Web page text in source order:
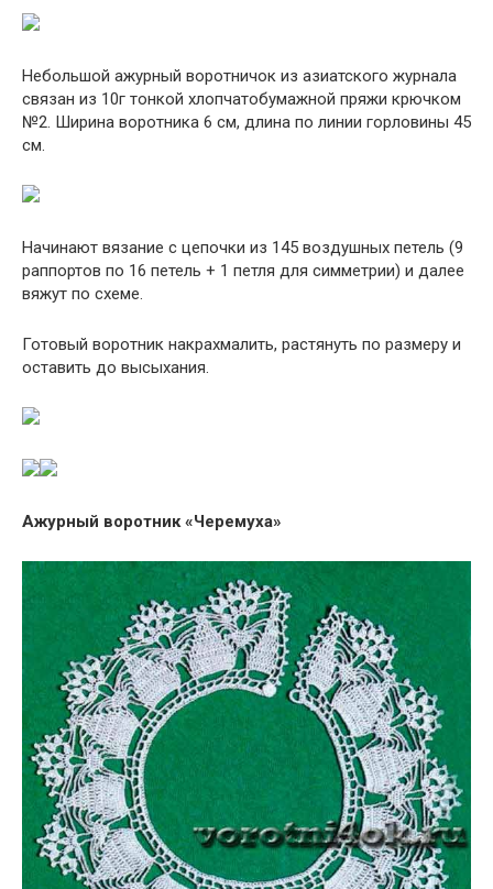
Небольшой ажурный воротничок из азиатского журнала
связан из 10г тонкой хлопчатобумажной пряжи крючком
№2. Ширина воротника 6 см, длина по линии горловины 45
см.
Начинают вязание с цепочки из 145 воздушных петель (9
раппортов по 16 петель + 1 петля для симметрии) и далее
вяжут по схеме.
Готовый воротник накрахмалить, растянуть по размеру и
оставить до высыхания.
Ажурный воротник «Черемуха»